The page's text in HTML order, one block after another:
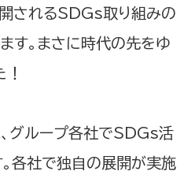
されるSDGs取り組みの
す。まさに時代の先をゆ
！
グループ各社でSDGs活
各社で独自の展開が実施